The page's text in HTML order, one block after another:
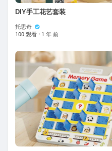
DIY手工花艺套装
托思奇
100 观看 · 1 年 前